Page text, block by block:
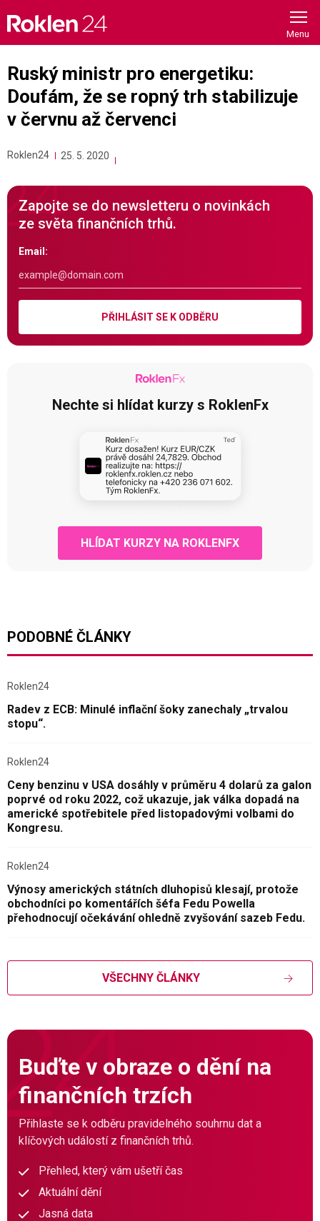
content
Ruský ministr pro energetiku:
Doufám, že se ropný trh stabilizuje
v červnu až červenci
Roklen24 25. 5. 2020
Zapojte se do newsletteru o novinkách
ze světa finančních trhů.
Email:
PŘIHLÁSIT SE K ODBĚRU
Nechte si hlídat kurzy s RoklenFx
HLÍDAT KURZY NA ROKLENFX
PODOBNÉ ČLÁNKY
Roklen24
Radev z ECB: Minulé inflační šoky zanechaly „trvalou
stopu“.
Roklen24
Ceny benzinu v USA dosáhly v průměru 4 dolarů za galon
poprvé od roku 2022, což ukazuje, jak válka dopadá na
americké spotřebitele před listopadovými volbami do
Kongresu.
Roklen24
Výnosy amerických státních dluhopisů klesají, protože
obchodníci po komentářích šéfa Fedu Powella
přehodnocují očekávání ohledně zvyšování sazeb Fedu.
VŠECHNY ČLÁNKY
Buďte v obraze o dění na
finančních trzích
Přihlaste se k odběru pravidelného souhrnu dat a
klíčových událostí z finančních trhů.
Přehled, který vám ušetří čas
Aktuální dění
Jasná data